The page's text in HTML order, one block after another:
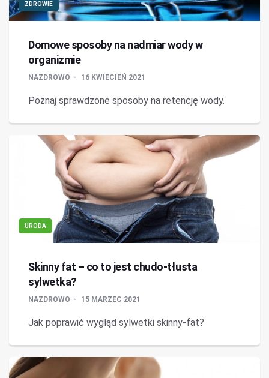
ZDROWIE
Domowe sposoby na nadmiar wody w
organizmie
NAZDROWO 16 KWIECIEŃ 2021
Poznaj sprawdzone sposoby na retencję wody.
URODA
Skinny fat – co to jest chudo-tłusta
sylwetka?
NAZDROWO 15 MARZEC 2021
Jak poprawić wygląd sylwetki skinny-fat?